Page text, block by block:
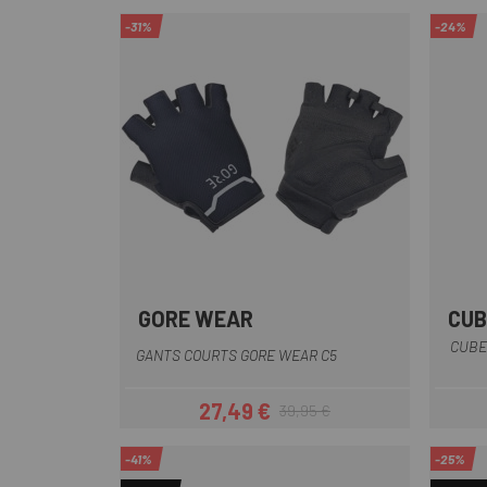
Bleu-Noir
Blanc
-31%
GORE WEAR
GANTS COURTS GORE WEAR C5
Prix
27,49 €Prix habituel
39,95 €
-24%
-41% -25%